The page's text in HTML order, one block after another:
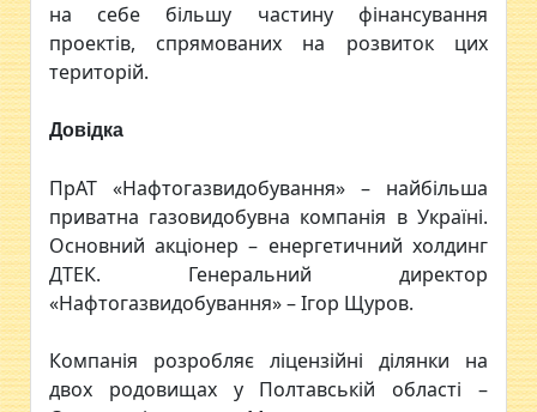
на себе більшу частину фінансування
проектів, спрямованих на розвиток цих
територій.
Довідка
ПрАТ «Нафтогазвидобування» – найбільша
приватна газовидобувна компанія в Україні.
Основний акціонер – енергетичний холдинг
ДТЕК. Генеральний директор
«Нафтогазвидобування» – Ігор Щуров.
Компанія розробляє ліцензійні ділянки на
двох родовищах у Полтавській області –